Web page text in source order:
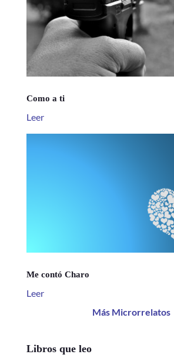
Como a ti
Leer
Me contó Charo
Leer
Más Microrrelatos
Libros que leo